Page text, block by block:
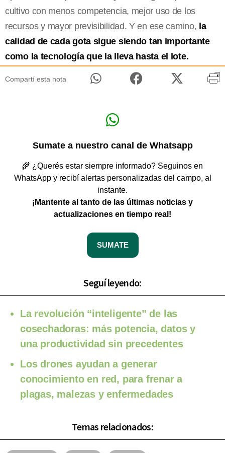
cultivo con menos competencia, mejor uso de los
recursos y mayor previsibilidad. Y en ese camino, la
calidad de cada gota sigue siendo tan importante
como la tecnología que la lleva hasta el lote.
Compartí esta nota
Sumate a nuestro canal de Whatsapp
🌾 ¿Querés estar siempre informado? Seguinos en
WhatsApp y recibí alertas personalizadas del campo, al
instante.
¡Mantente al tanto de las últimas noticias y
actualizaciones en tiempo real!
SUMATE
Seguí leyendo:
La revolución “inteligente” de las
cosechadoras: más potencia, datos y
una productividad sin precedentes
Los drones ayudan a generar
conocimiento en red, para frenar a
plagas, malezas y enfermedades
Temas relacionados: